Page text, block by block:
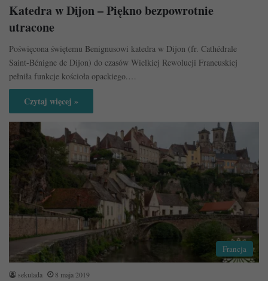
Katedra w Dijon – Piękno bezpowrotnie
utracone
Poświęcona świętemu Benignusowi katedra w Dijon (fr. Cathédrale
Saint-Bénigne de Dijon) do czasów Wielkiej Rewolucji Francuskiej
pełniła funkcje kościoła opackiego.…
Czytaj więcej »
Francja
sekulada 8 maja 2019